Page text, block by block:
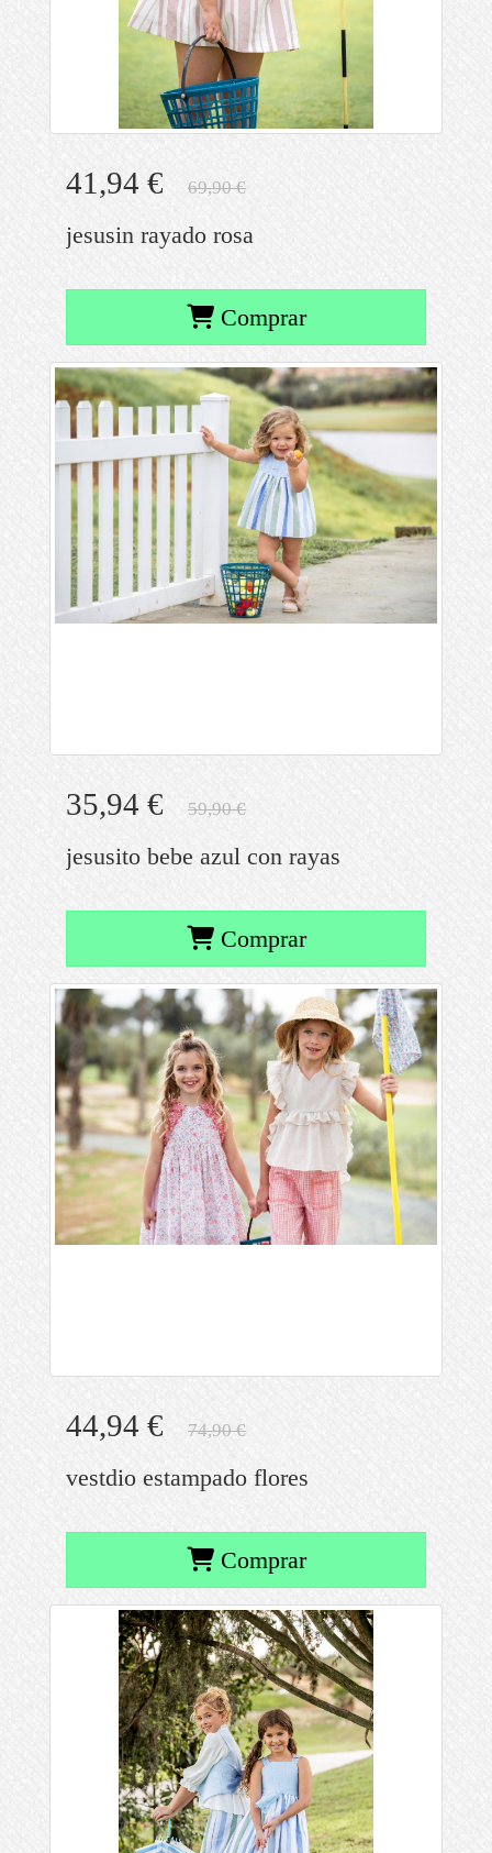
41,94 € 69,90 €
jesusin rayado rosa
Comprar
35,94 € 59,90 €
jesusito bebe azul con rayas
Comprar
44,94 € 74,90 €
vestdio estampado flores
Comprar